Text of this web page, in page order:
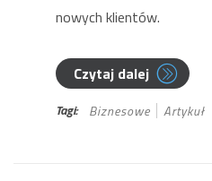
nowych klientów.
Czytaj dalej
Tagi: Biznesowe Artykuł